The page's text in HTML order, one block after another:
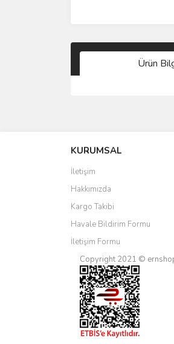
Ürün
Ürün resmi kalitesiz,
Ürün
Ürün bilgilerinde
Ürün fiyatı diğer
Bu ürüne benzer
KURUMSAL
İletişim
Hakkımızda
Kargo Takibi
Havale Bildirim Formu
İletişim Formu
Copyright 2021 ©